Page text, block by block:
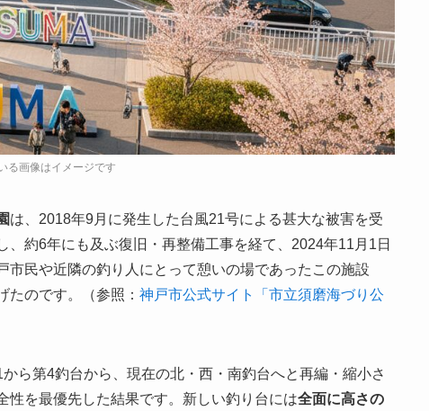
は、2018年9月に発生した台風21号による甚大な被害を受
約6年にも及ぶ復旧・再整備工事を経て、 2024年11月1日
市民や近隣の釣り人にとって憩いの場であったこの施設
たのです。（参照： 神戸市公式サイト「市立須磨海づり公
ら第4釣台から、現在の北・西・南釣台へと再編・縮小さ
性を最優先した結果です。新しい釣り台には全面に高さの